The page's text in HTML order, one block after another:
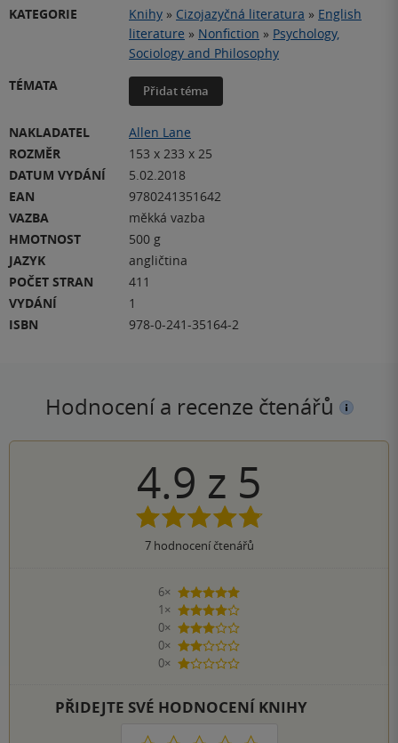
KATEGORIE Knihy » Cizojazyčná literatura » English
literature » Nonfiction » Psychology,
Sociology and Philosophy
TÉMATA
Přidat téma
NAKLADATEL
Allen Lane
ROZMĚR
153 x 233 x 25
DATUM VYDÁNÍ
5.02.2018
EAN
9780241351642
VAZBA
měkká vazba
HMOTNOST
500 g
JAZYK
angličtina
POČET STRAN
411
VYDÁNÍ
1
ISBN
978-0-241-35164-2
Hodnocení a recenze čtenářů
4.9 z 5
7hodnocení čtenářů
6×
5 hvězdiček
1×
4 hvězdičky
0×
3 hvězdičky
0×
2 hvězdičky
0×
1 hvezdička
PŘIDEJTE SVÉ HODNOCENÍ KNIHY